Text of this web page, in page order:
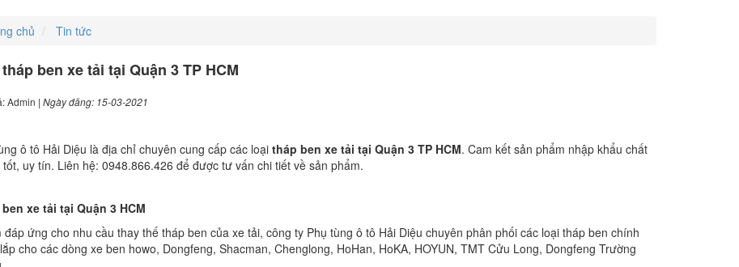
chủ Tin tức
ben xe tải tại Quận 3 TP HCM
Admin | Ngày đăng: 15-03-2021
ô tô Hải Diệu là địa chỉ chuyên cung cấp các loại tháp ben xe tải tại Quận 3 TP HCM. Cam kết sản phẩm nhập khẩu chất
tốt, uy tín. Liên hệ: 0948.866.426 để được tư vấn chi tiết về sản phẩm.
xe tải tại Quận 3 HCM
đáp ứng cho nhu cầu thay thế tháp ben của xe tải, công ty Phụ tùng ô tô Hải Diệu chuyên phân phối các loại tháp ben chính
cho các dòng xe ben howo, Dongfeng, Shacman, Chenglong, HoHan, HoKA, HOYUN, TMT Cửu Long, Dongfeng Trường